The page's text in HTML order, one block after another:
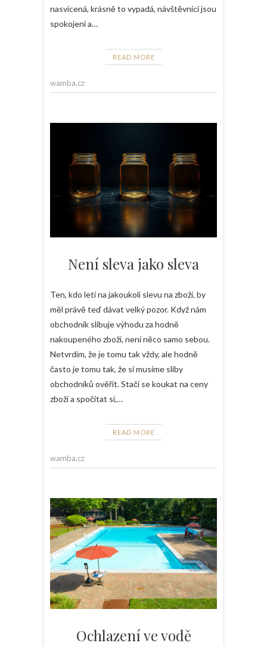
nasvícená, krásně to vypadá, návštěvníci jsou
spokojeni a…
READ MORE
wamba.cz
Není sleva jako sleva
Ten, kdo letí na jakoukoli slevu na zboží, by
měl právě teď dávat velký pozor. Když nám
obchodník slibuje výhodu za hodně
nakoupeného zboží, není něco samo sebou.
Netvrdím, že je tomu tak vždy, ale hodně
často je tomu tak, že si musíme sliby
obchodníků ověřit. Stačí se koukat na ceny
zboží a spočítat si,…
READ MORE
wamba.cz
Ochlazení ve vodě